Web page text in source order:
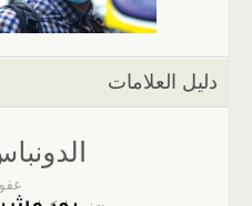
دليل العلامات